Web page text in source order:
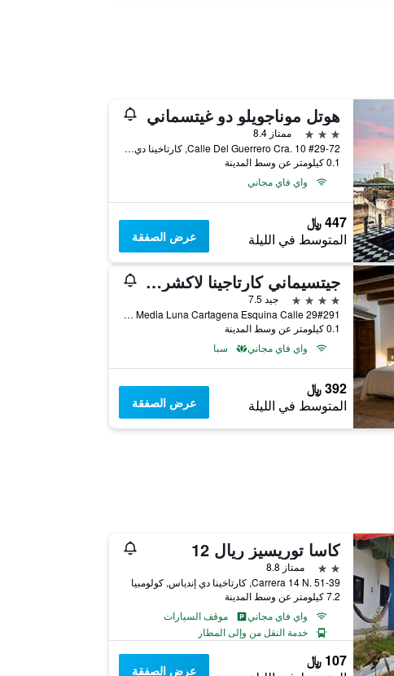
هوتل موناجويلو دو غيتسماني
3 نجوم
ممتاز 8.4
Calle Del Guerrero Cra. 10 #29-72, كارتاخينا دي إندياس, كولومبيا
0.1 كيلومتر عن وسط المدينة
واي فاي مجاني
447 ﷼
المتوسط في الليلة عرض الصفقة
جيتسيماني كارتاجينا لاكشري هوتل
4 نجوم
جيد 7.5
Calle de la Media Luna Cartagena Esquina Calle 29#291, كارتاخينا دي إندياس, كولومبيا
0.1 كيلومتر عن وسط المدينة
واي فاي مجاني
سبا
392 ﷼
المتوسط في الليلة عرض الصفقة
كاسا توريسيز ريال 12
2 نجمتين
ممتاز 8.8
Carrera 14 N. 51-39, كارتاخينا دي إندياس, كولومبيا
7.2 كيلومتر عن وسط المدينة
واي فاي مجاني
موقف السيارات
خدمة النقل من وإلى المطار
107 ﷼
عرض الصفقة